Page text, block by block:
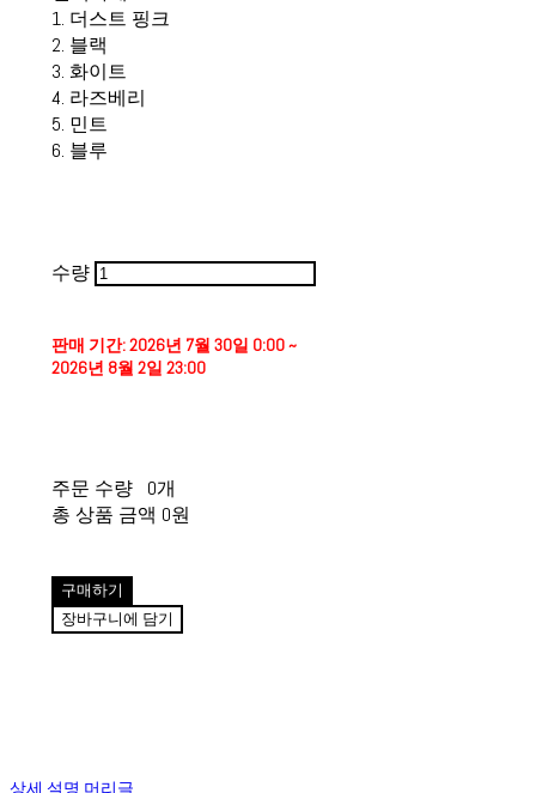
1. 더스트 핑크
2. 블랙
3. 화이트
4. 라즈베리
5. 민트
6. 블루
수량
판매 기간: 2026년 7월 30일 0:00 ~
2026년 8월 2일 23:00
주문 수량
0개
총 상품 금액 0원
구매하기
장바구니에 담기
상세 설명 머리글